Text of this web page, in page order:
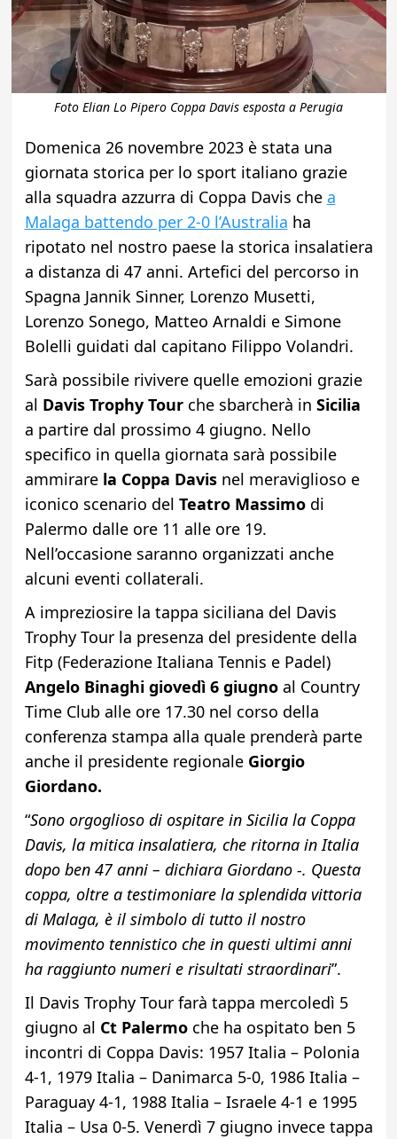
Foto Elian Lo Pipero Coppa Davis esposta a Perugia
Domenica 26 novembre 2023 è stata una
giornata storica per lo sport italiano grazie
alla squadra azzurra di Coppa Davis che a
Malaga battendo per 2-0 l’Australia ha
ripotato nel nostro paese la storica insalatiera
a distanza di 47 anni. Artefici del percorso in
Spagna Jannik Sinner, Lorenzo Musetti,
Lorenzo Sonego, Matteo Arnaldi e Simone
Bolelli guidati dal capitano Filippo Volandri.
Sarà possibile rivivere quelle emozioni grazie
al Davis Trophy Tourche sbarcherà in Sicilia
a partire dal prossimo 4 giugno. Nello
specifico in quella giornata sarà possibile
ammirarela Coppa Davis nel meraviglioso e
iconico scenario del Teatro Massimodi
Palermo dalle ore 11 alle ore 19.
Nell’occasione saranno organizzati anche
alcuni eventi collaterali.
A impreziosire la tappa siciliana del Davis
Trophy Tour la presenza del presidente della
Fitp (Federazione Italiana Tennis e Padel)
Angelo Binaghi giovedì 6 giugnoal Country
Time Club alle ore 17.30 nel corso della
conferenza stampa alla quale prenderà parte
anche il presidente regionale Giorgio
Giordano.
“Sono orgoglioso di ospitare in Sicilia la Coppa
Davis, la mitica insalatiera, che ritorna in Italia
dopo ben 47 anni – dichiara Giordano -. Questa
coppa, oltre a testimoniare la splendida vittoria
di Malaga, è il simbolo di tutto il nostro
movimento tennistico che in questi ultimi anni
ha raggiunto numeri e risultati straordinari”.
Il Davis Trophy Tour farà tappa mercoledì 5
giugno al Ct Palermoche ha ospitato ben 5
incontri di Coppa Davis: 1957 Italia – Polonia
4-1, 1979 Italia – Danimarca 5-0, 1986 Italia –
Paraguay 4-1, 1988 Italia – Israele 4-1 e 1995
Italia – Usa 0-5. Venerdì 7 giugno invece tappa